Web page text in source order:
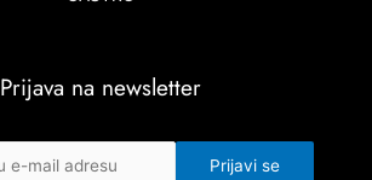
Prijava na newsletter